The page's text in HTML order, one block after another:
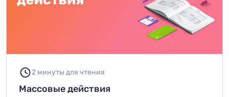
2 минуты для чтения
Массовые действия